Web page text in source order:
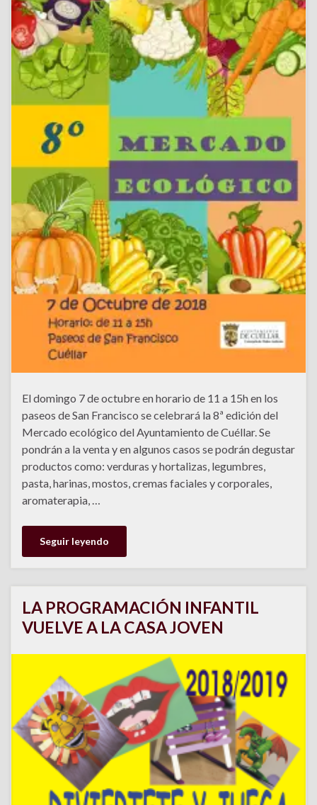
El domingo 7 de octubre en horario de 11 a 15h en los
paseos de San Francisco se celebrará la 8ª edición del
Mercado ecológico del Ayuntamiento de Cuéllar. Se
pondrán a la venta y en algunos casos se podrán degustar
productos como: verduras y hortalizas, legumbres,
pasta, harinas, mostos, cremas faciales y corporales,
aromaterapia, …
Seguir leyendo
LA PROGRAMACIÓN INFANTIL
VUELVE A LA CASA JOVEN